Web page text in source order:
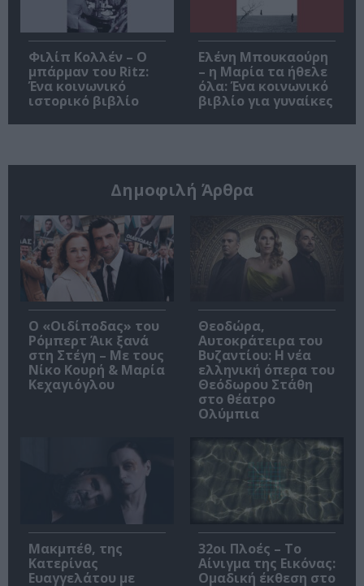
Φιλίπ Κολλέν – Ο
μπάρμαν του Ritz:
Ένα κοινωνικό
ιστορικό βιβλίο
Ελένη Μπουκαούρη
– η Μαρία τα ήθελε
όλα: Ένα κοινωνικό
βιβλίο για γυναίκες
Δημοφιλή Άρθρα
O «Οιδίποδας» του
Ρόμπερτ Άικ ξανά
στη Στέγη – Με τους
Νίκο Κουρή & Μαρία
Κεχαγιόγλου
Θεοδώρα,
Αυτοκράτειρα του
Βυζαντίου: Η νέα
ελληνική όπερα του
Θεόδωρου Στάθη
στο θέατρο
Ολύμπια
Μακμπέθ, της
Κατερίνας
Ευαγγελάτου με
32οι Πλοές – Το
Αίνιγμα της Εικόνας:
Ομαδική έκθεση στο